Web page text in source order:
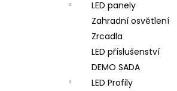
LED panely
Zahradní osvětlení
Zrcadla
LED příslušenství
DEMO SADA
LED Profily